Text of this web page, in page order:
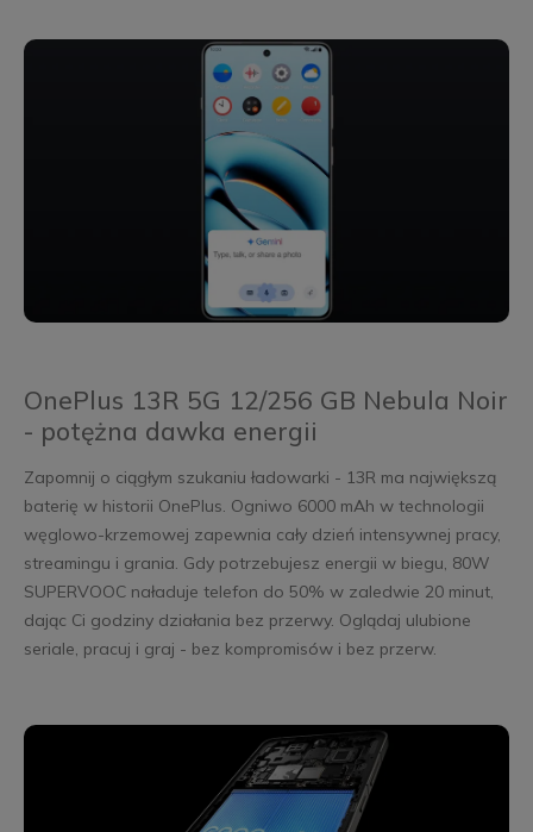
OnePlus 13R 5G 12/256 GB Nebula Noir
- potężna dawka energii
Zapomnij o ciągłym szukaniu ładowarki - 13R ma największą
baterię w historii OnePlus. Ogniwo 6000 mAh w technologii
węglowo-krzemowej zapewnia cały dzień intensywnej pracy,
streamingu i grania. Gdy potrzebujesz energii w biegu, 80W
SUPERVOOC naładuje telefon do 50% w zaledwie 20 minut,
dając Ci godziny działania bez przerwy. Oglądaj ulubione
seriale, pracuj i graj - bez kompromisów i bez przerw.